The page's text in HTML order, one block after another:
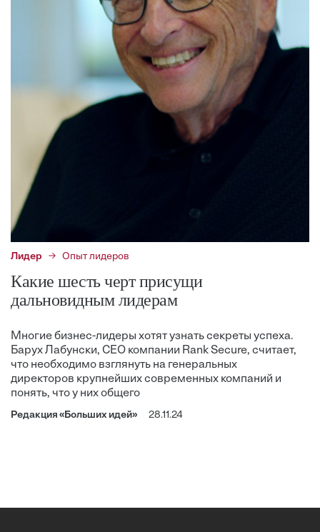
Лидер Опыт лидеров
Какие шесть черт присущи
дальновидным лидерам
Многие бизнес-лидеры хотят узнать секреты успеха.
Барух Лабунски, CEO компании Rank Secure, считает,
что необходимо взглянуть на генеральных
директоров крупнейших современных компаний и
понять, что у них общего
Редакция «Больших идей» 28.11.24